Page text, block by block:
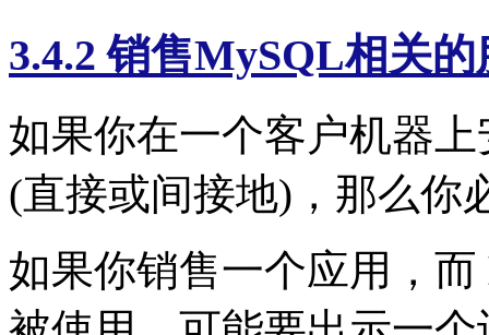
3.4.2 销售MySQL相关的
如果你在一个客户机器上
(直接或间接地)，那么你
如果你销售一个应用，而